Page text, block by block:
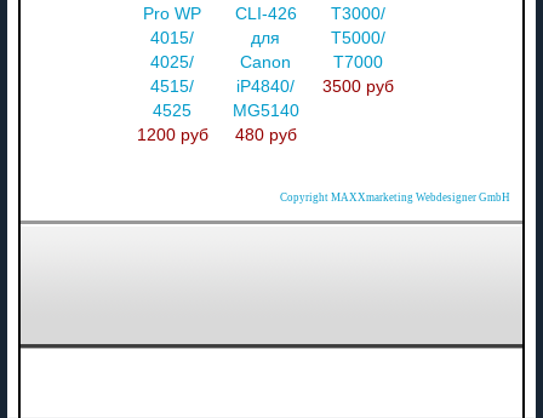
Pro WP
4015/
4025/
4515/
4525
1200 руб
CLI-426
для
Canon
iP4840/
MG5140
480 руб
T3000/
T5000/
T7000
3500 руб
Copyright MAXXmarketing Webdesigner GmbH